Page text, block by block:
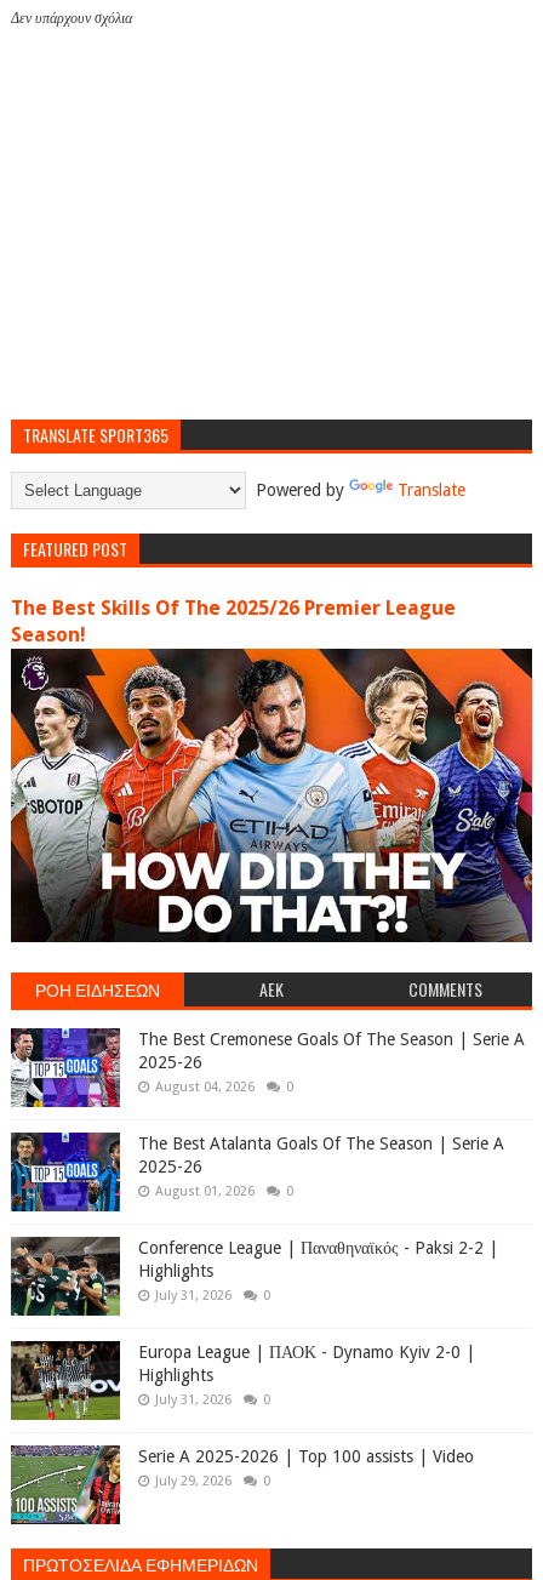
Δεν υπάρχουν σχόλια
TRANSLATE SPORT365
Powered by Translate
FEATURED POST
The Best Skills Of The 2025/26 Premier League
Season!
ΡΟΗ ΕΙΔΗΣΕΩΝ AEK COMMENTS
The Best Cremonese Goals Of The Season | Serie A
2025-26
August 04, 2026 0
The Best Atalanta Goals Of The Season | Serie A
2025-26
August 01, 2026 0
Conference League | Παναθηναϊκός - Paksi 2-2 |
Highlights
July 31, 2026 0
Europa League | ΠΑΟΚ - Dynamo Kyiv 2-0 |
Highlights
July 31, 2026 0
Serie A 2025-2026 | Top 100 assists | Video
July 29, 2026 0
ΠΡΩΤΟΣΕΛΙΔΑ ΕΦΗΜΕΡΙΔΩΝ